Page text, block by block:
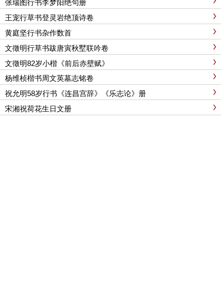
张瑞图行书李梦阳绝句册
王宠行草书登灵岩绝顶诗卷
黄庭坚行书杂作数首
文徵明行草书跋唐寅秋墅联吟卷
文徵明82岁小楷《前后赤壁赋》
杨维桢楷书周文英墓志铭卷
祝允明58岁行书《连昌宫辞》《乐志论》册
宋湘祝荷花生日文册